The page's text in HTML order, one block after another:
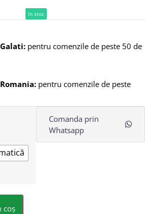
In stoc
pentru comenzile de peste 50 de
pentru comenzile de peste
coș
Comanda prin
Whatsapp